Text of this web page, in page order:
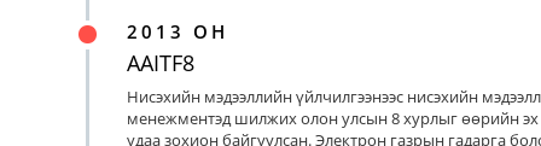
2013 ОН
AAITF8
Нисэхийн мэдээллийн үйлчилгээнээс нисэхийн
менежментэд шилжих олон улсын 8 хурлыг өөрийн
удаа зохион байгуулсан. Электрон газрын гадарга